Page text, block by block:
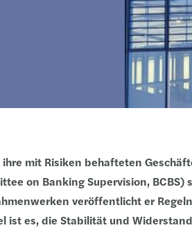
mit Risiken behafteten
on Banking Supervision,
veröffentlicht er
ist es, die Stabilität und